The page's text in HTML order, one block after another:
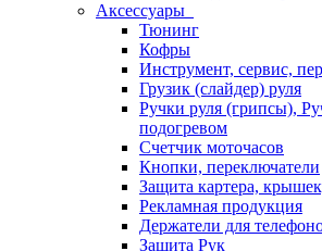
Аксессуары
Тюнинг
Кофры
Инструмент, сервис,
Грузик (слайдер) руля
Ручки руля (грипсы),
подогревом
Счетчик моточасов
Кнопки, переключатели
Защита картера,
Рекламная продукция
Держатели для
Защита Рук